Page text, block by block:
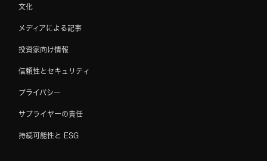
文化
メディアによる記事
投資家向け情報
信頼性とセキュリティ
プライバシー
サプライヤーの責任
持続可能性と ESG